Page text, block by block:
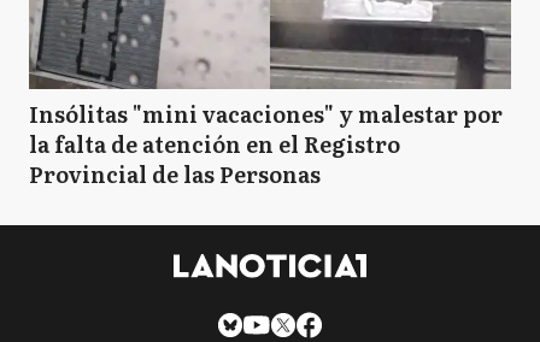
Insólitas "mini vacaciones" y malestar por
la falta de atención en el Registro
Provincial de las Personas